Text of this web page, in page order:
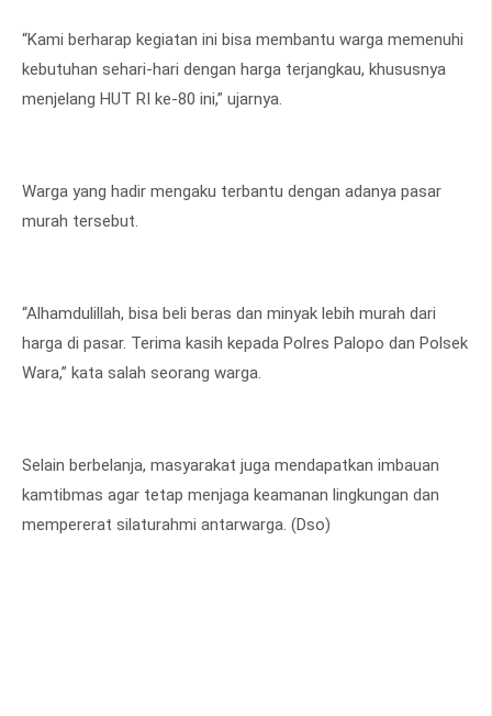
“Kami berharap kegiatan ini bisa membantu warga memenuhi
kebutuhan sehari-hari dengan harga terjangkau, khususnya
menjelang HUT RI ke-80 ini,” ujarnya.
Warga yang hadir mengaku terbantu dengan adanya pasar
murah tersebut.
“Alhamdulillah, bisa beli beras dan minyak lebih murah dari
harga di pasar. Terima kasih kepada Polres Palopo dan Polsek
Wara,” kata salah seorang warga.
Selain berbelanja, masyarakat juga mendapatkan imbauan
kamtibmas agar tetap menjaga keamanan lingkungan dan
mempererat silaturahmi antarwarga. (Dso)